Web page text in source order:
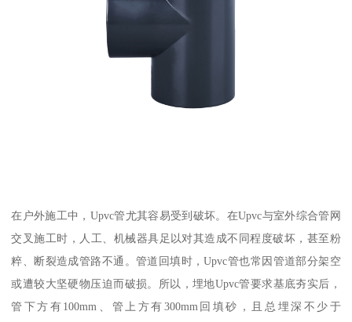
在户外施工中，Upvc管尤其容易受到破坏。在Upvc与室外综合管网
交叉施工时，人工、机械器具足以对其造成不同程度破坏，甚至粉
粹、断裂造成管路不通。管道回填时，Upvc管也常因管道部分架空
或遭较大坚硬物压迫而破损。所以，埋地Upvc管要求基底夯实后，
管下方有100mm、管上方有300mm回填砂，且总埋深不少于